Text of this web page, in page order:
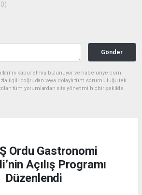
Gönder
kabul etmiş bulunuyor ve haberunye.com
ilgili doğrudan veya dolaylı tüm sorumluluğu tek
tüm yorumlardan site yönetimi hiçbir şekilde
Ordu Gastronomi
Açılış Programı
Düzenlendi